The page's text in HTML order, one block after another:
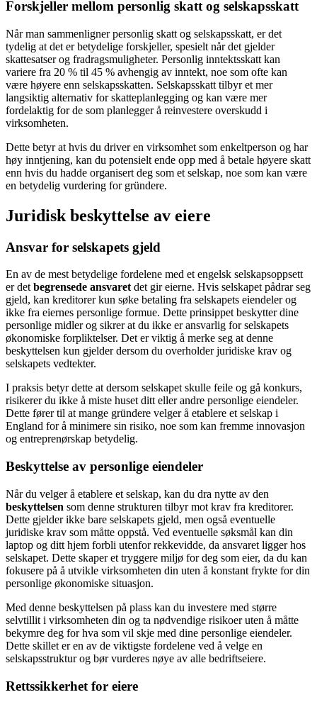
Forskjeller mellom personlig skatt og selskapsskatt
Når man sammenligner personlig skatt og selskapsskatt, er det
tydelig at det er betydelige forskjeller, spesielt når det gjelder
skattesatser og fradragsmuligheter. Personlig inntektsskatt kan
variere fra 20 % til 45 % avhengig av inntekt, noe som ofte kan
være høyere enn selskapsskatten. Selskapsskatt tilbyr et mer
langsiktig alternativ for skatteplanlegging og kan være mer
fordelaktig for de som planlegger å reinvestere overskudd i
virksomheten.
Dette betyr at hvis du driver en virksomhet som enkeltperson og har
høy inntjening, kan du potensielt ende opp med å betale høyere skatt
enn hvis du hadde organisert deg som et selskap, noe som kan være
en betydelig vurdering for gründere.
Juridisk beskyttelse av eiere
Ansvar for selskapets gjeld
En av de mest betydelige fordelene med et engelsk selskapsoppsett
er detbegrensede ansvaretdet gir eierne. Hvis selskapet pådrar seg
gjeld, kan kreditorer kun søke betaling fra selskapets eiendeler og
ikke fra eiernes personlige formue. Dette prinsippet beskytter dine
personlige midler og sikrer at du ikke er ansvarlig for selskapets
økonomiske forpliktelser. Det er viktig å merke seg at denne
beskyttelsen kun gjelder dersom du overholder juridiske krav og
selskapets vedtekter.
I praksis betyr dette at dersom selskapet skulle feile og gå konkurs,
risikerer du ikke å miste huset ditt eller andre personlige eiendeler.
Dette fører til at mange gründere velger å etablere et selskap i
England for å minimere sin risiko, noe som kan fremme innovasjon
og entreprenørskap betydelig.
Beskyttelse av personlige eiendeler
Når du velger å etablere et selskap, kan du dra nytte av den
beskyttelsen som denne strukturen tilbyr mot krav fra kreditorer.
Dette gjelder ikke bare selskapets gjeld, men også eventuelle
juridiske krav som måtte oppstå. Ved eventuelle søksmål kan din
laptop og ditt hjem forbli utenfor rekkevidde, da ansvaret ligger hos
selskapet. Dette skaper et tryggere miljø for deg som eier, da du kan
fokusere på å utvikle virksomheten din uten å konstant frykte for din
personlige økonomiske situasjon.
Med denne beskyttelsen på plass kan du investere med større
selvtillit i virksomheten din og ta nødvendige risikoer uten å måtte
bekymre deg for hva som vil skje med dine personlige eiendeler.
Dette skillet er en av de viktigste fordelene ved å velge en
selskapsstruktur og bør vurderes nøye av alle bedriftseiere.
Rettssikkerhet for eiere